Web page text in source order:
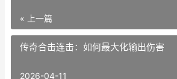
« 上一篇
传奇合击连击：如何最大化输出伤害
2026-04-11